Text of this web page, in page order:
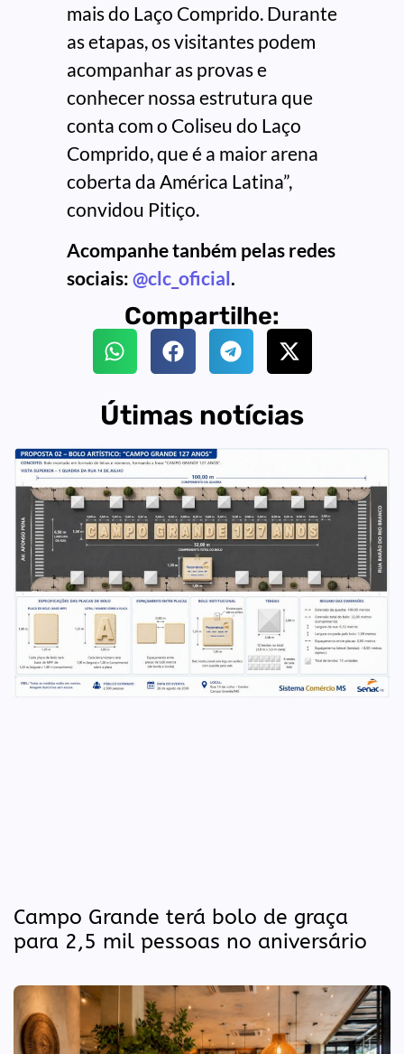
mais do Laço Comprido. Durante
as etapas, os visitantes podem
acompanhar as provas e
conhecer nossa estrutura que
conta com o Coliseu do Laço
Comprido, que é a maior arena
coberta da América Latina”,
convidou Pitiço.
Acompanhe tanbém pelas redes
sociais: @clc_oficial.
Compartilhe:
Útimas notícias
Campo Grande terá bolo de graça
para 2,5 mil pessoas no aniversário